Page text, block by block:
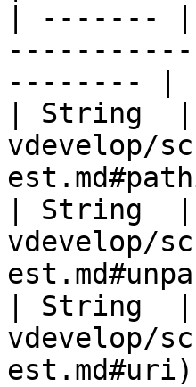
| -------
-------- |
| String  |
vdevelop/
| String  |
vdevelop/
| String
vdevelop/